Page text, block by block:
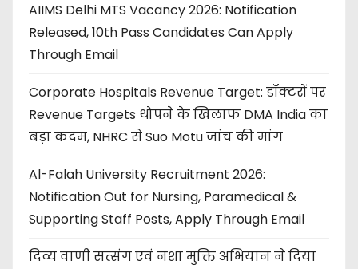
AIIMS Delhi MTS Vacancy 2026: Notification
Released, 10th Pass Candidates Can Apply
Through Email
Corporate Hospitals Revenue Target: डॉक्टरों पर
Revenue Targets थोपने के खिलाफ DMA India का
बड़ा कदम, NHRC से Suo Motu जांच की मांग
Al-Falah University Recruitment 2026:
Notification Out for Nursing, Paramedical &
Supporting Staff Posts, Apply Through Email
दिव्य वाणी सत्संग एवं नशा मुक्ति अभियान ने दिया